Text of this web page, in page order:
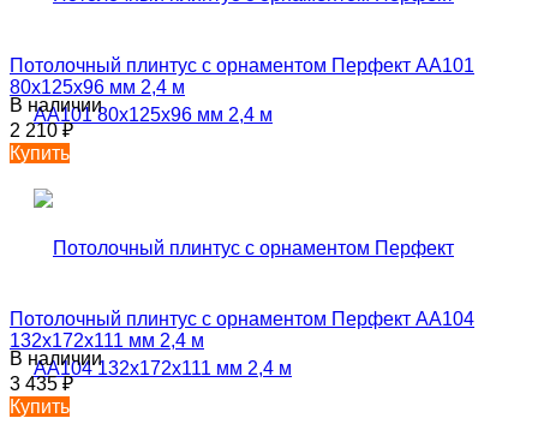
Потолочный плинтус с орнаментом Перфект AA101
80х125х96 мм 2,4 м
В наличии
2 210₽
Купить
Потолочный плинтус с орнаментом Перфект AA104
132х172х111 мм 2,4 м
В наличии
3 435₽
Купить